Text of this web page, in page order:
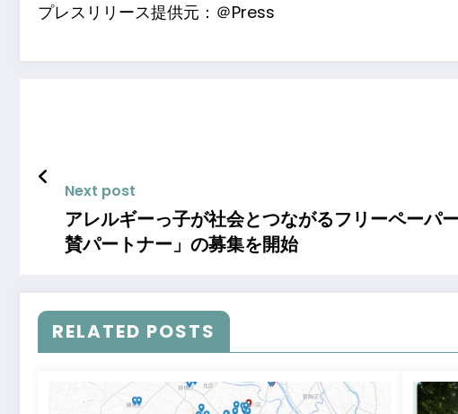
プレスリリース提供元：＠Press
Next post
アレルギーっ子が社会とつながるフリーペーパ
賛パートナー」の募集を開始
RELATED POSTS